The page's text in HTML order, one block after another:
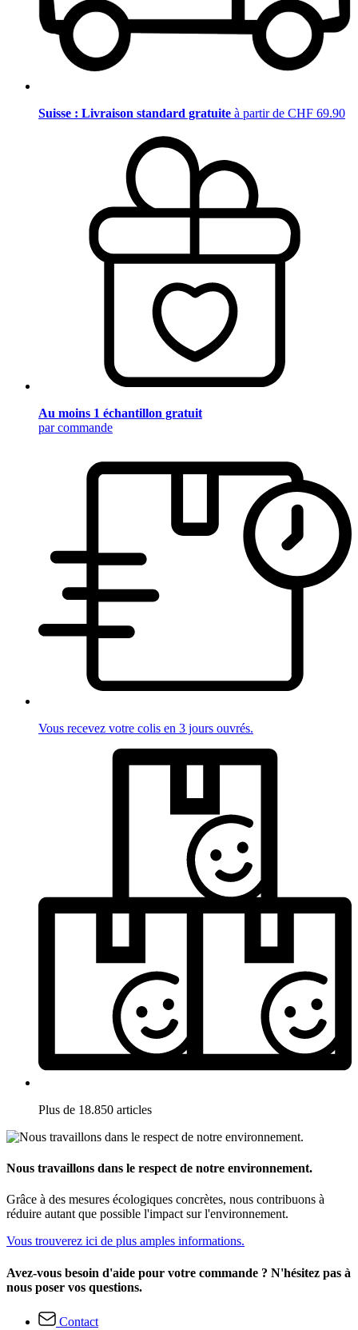
Suisse : Livraison standard gratuite à partir de CHF 69.90
Au moins 1 échantillon gratuit
par commande
Vous recevez votre colis en 3 jours ouvrés.
Plus de 18.850 articles
Nous travaillons dans le respect de notre environnement.
Grâce à des mesures écologiques concrètes, nous contribuons à
réduire autant que possible l'impact sur l'environnement.
Vous trouverez ici de plus amples informations.
Avez-vous besoin d'aide pour votre commande ? N'hésitez pas à
nous poser vos questions.
Contact